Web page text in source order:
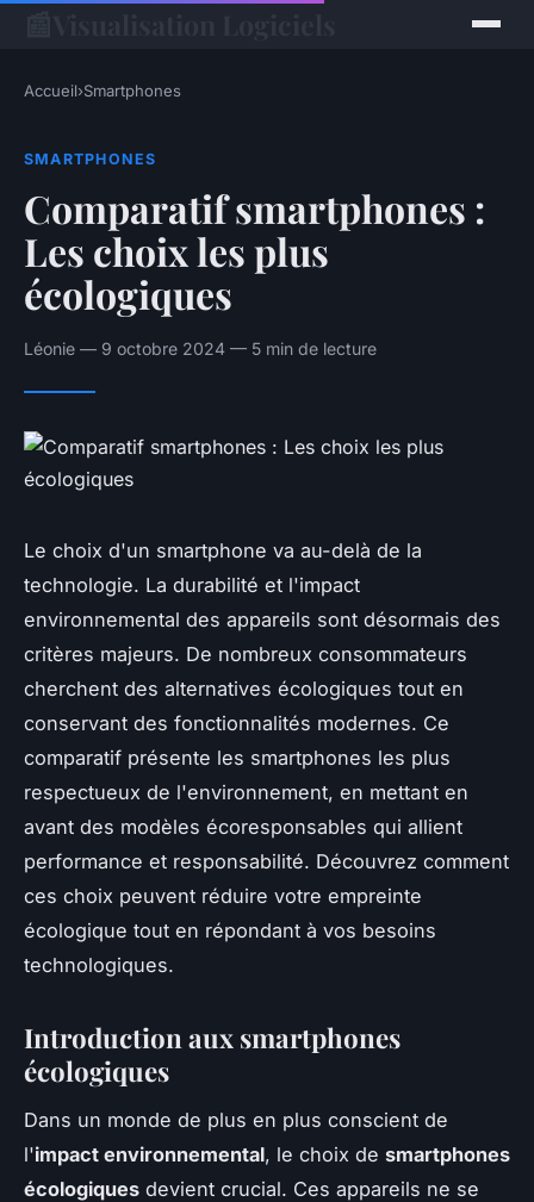
Accueil›Smartphones
SMARTPHONES
Comparatif smartphones :
Les choix les plus
écologiques
Léonie — 9 octobre 2024 — 5 min de lecture
Le choix d'un smartphone va au-delà de la
technologie. La durabilité et l'impact
environnemental des appareils sont désormais des
critères majeurs. De nombreux consommateurs
cherchent des alternatives écologiques tout en
conservant des fonctionnalités modernes. Ce
comparatif présente les smartphones les plus
respectueux de l'environnement, en mettant en
avant des modèles écoresponsables qui allient
performance et responsabilité. Découvrez comment
ces choix peuvent réduire votre empreinte
écologique tout en répondant à vos besoins
technologiques.
Introduction aux smartphones
écologiques
Dans un monde de plus en plus conscient de
l'impact environnemental, le choix de smartphones
écologiques devient crucial. Ces appareils ne se